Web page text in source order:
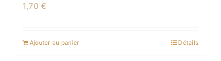
1,70€
Ajouter au panier Détails